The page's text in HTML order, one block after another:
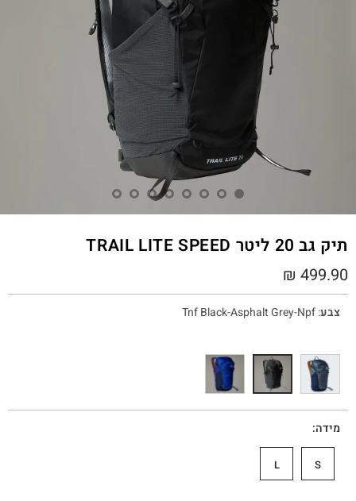
תיק גב 20 ליטר TRAIL LITE SPEED
₪ 499.90
צבע:
Tnf Black-Asphalt Grey-Npf
מידה
S
L